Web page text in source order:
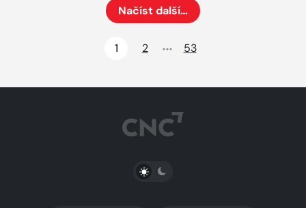
Načíst další…
1
2 53
PŘEPNOUT SVĚTLÝ/TMAVÝ REŽIM